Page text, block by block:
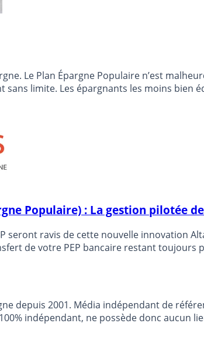
Le Plan Épargne Populaire n’est
sans limite. Les épargnants les moins
Populaire) : La gestion pilotée
seront ravis de cette nouvelle innovation
Une nouvelle opportunité de redonner un sérieux coup de booster à votre PEP
depuis 2001. Média indépendant de
indépendant, ne possède donc aucun